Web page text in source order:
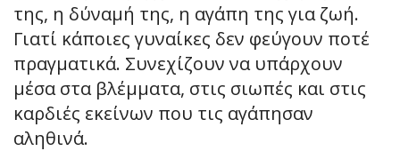
της, η δύναμή της, η αγάπη της για ζωή.
Γιατί κάποιες γυναίκες δεν φεύγουν ποτέ
πραγματικά. Συνεχίζουν να υπάρχουν
μέσα στα βλέμματα, στις σιωπές και στις
καρδιές εκείνων που τις αγάπησαν
αληθινά.